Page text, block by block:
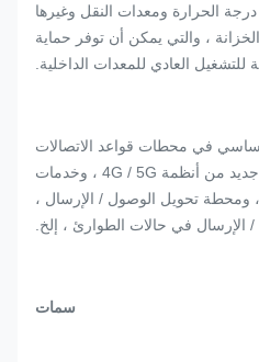
الحرارة ومعدات النقل وغيرها
، والتي يمكن أن توفر حماية
للتشغيل العادي للمعدات الداخلية.
في محطات قواعد الاتصالات
اللاسلكية ، بما في ذلك جيل جديد من أنظمة 4G / 5G ، وخدمات
، ومحطة تحويل الوصول / الإرسال ،
/ الإرسال في حالات الطوارئ ، إلخ.
سمات